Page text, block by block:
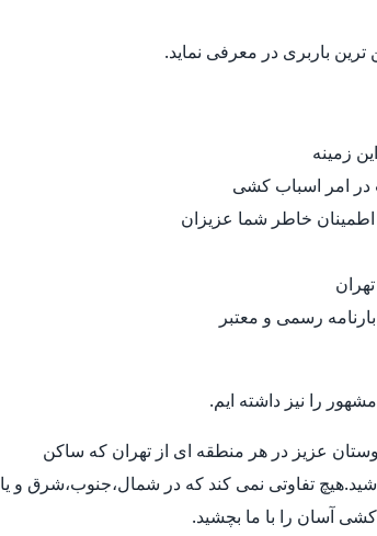
باربری در معرفی نماید.
زمینه
در امر اسباب کشی
خاطر شما عزیزان
رسمی و معتبر
را نیز داشته ایم.
عزیز در هر منطقه ای از تهران که ساکن
تفاوتی نمی کند که در شمال،جنوب،شرق و یا
آسان را با ما بچشید.